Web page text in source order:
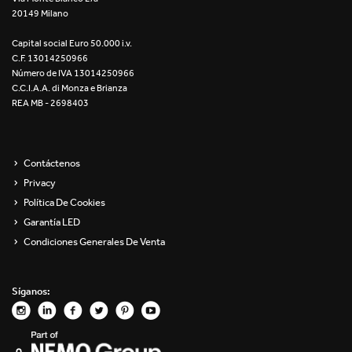
Re Low LED
Roll IOS
Unit 1X
Unit Channel
Unit Round
Yori Evo 48V
Yori Evo Box
20149 Milano
Capital social Euro 50.000 i.v.
C.F. 13014250966
Número de IVA 13014250966
C.C.I.A.A. di Monza e Brianza
REA MB - 2698403
Contáctenos
Privacy
Política De Cookies
Garantía LED
Condiciones Generales De Venta
Síganos: